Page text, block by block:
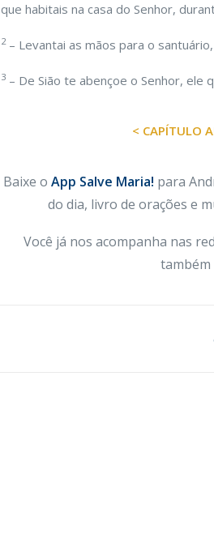
que habitais na casa do Senhor,
2– Levantai as mãos para o
3 – De Sião te abençoe o Senhor, ele
< CAPÍTULO
Baixe o App Salve Maria! para
do dia, livro de orações e
Você já nos acompanha nas
também